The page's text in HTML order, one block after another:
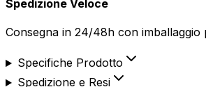
Spedizione Veloce
Consegna in 24/48h con imballaggio
Specifiche Prodotto
Spedizione e Resi